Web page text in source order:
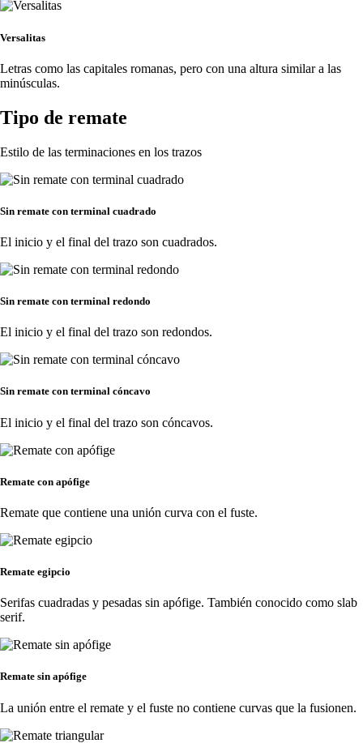
Versalitas
Letras como las capitales romanas, pero con una altura similar a las
minúsculas.
Tipo de remate
Estilo de las terminaciones en los trazos
Sin remate con terminal cuadrado
El inicio y el final del trazo son cuadrados.
Sin remate con terminal redondo
El inicio y el final del trazo son redondos.
Sin remate con terminal cóncavo
El inicio y el final del trazo son cóncavos.
Remate con apófige
Remate que contiene una unión curva con el fuste.
Remate egipcio
Serifas cuadradas y pesadas sin apófige. También conocido como slab
serif.
Remate sin apófige
La unión entre el remate y el fuste no contiene curvas que la fusionen.